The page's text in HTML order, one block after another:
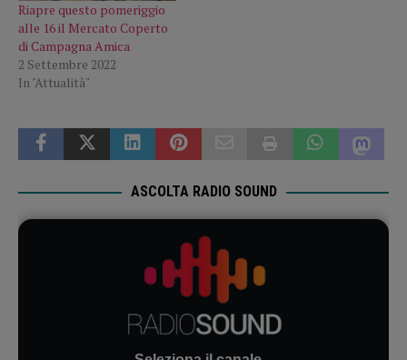
Riapre questo pomeriggio
alle 16 il Mercato Coperto
di Campagna Amica
2 Settembre 2022
In "Attualità"
ASCOLTA RADIO SOUND